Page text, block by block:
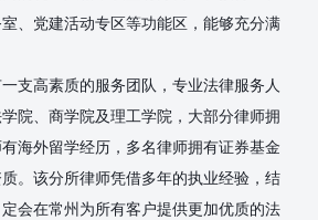
、党建活动专区等功能区，能够充分满
支高素质的服务团队，专业法律服务人
院、商学院及理工学院，大部分律师拥
海外留学经历，多名律师拥有证券基金
。该分所律师凭借多年的执业经验，结
会在常州为所有客户提供更加优质的法